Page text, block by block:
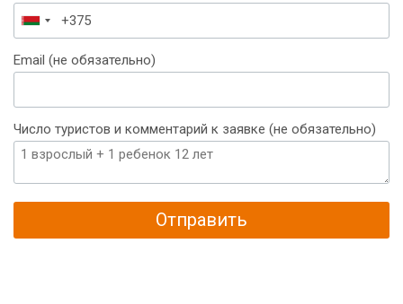
Беларусь
+375
Email (не обязательно)
Число туристов и комментарий к заявке (не обязательно)
Отправить